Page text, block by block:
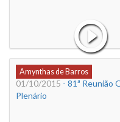
Amynthas de Barros
01/10/2015 - 81ª Reunião
Plenário